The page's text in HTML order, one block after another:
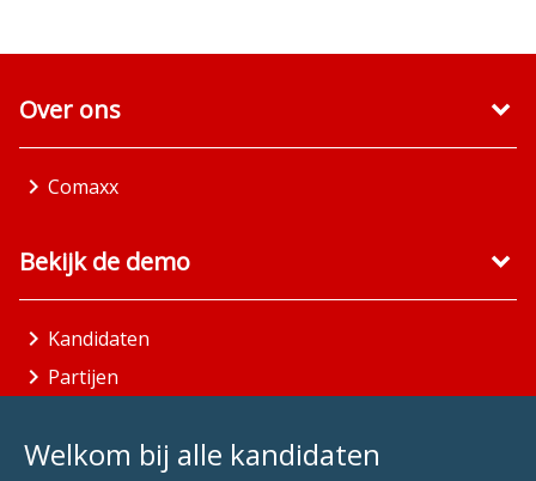
Welkom bij alle kandidaten
Over ons
Comaxx
Bekijk de demo
Kandidaten
Partijen
Aandachtsgebieden